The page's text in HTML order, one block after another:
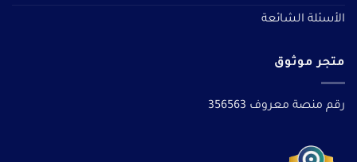
الأسئلة الشائعة
متجر موثوق
رقم منصة معروف 356563